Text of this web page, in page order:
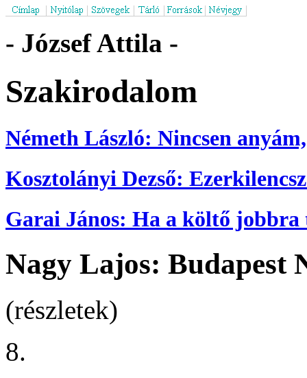
- József Attila -
Szakirodalom
Németh László: Nincsen
Kosztolányi Dezső:
Garai János: Ha a költő jobbra
Nagy Lajos: Budapest
(részletek)
8.